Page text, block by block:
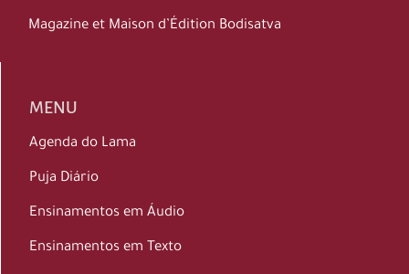
Magazine et Maison d’Édition Bodisatva
MENU
Agenda do Lama
Puja Diário
Ensinamentos em Áudio
Ensinamentos em Texto